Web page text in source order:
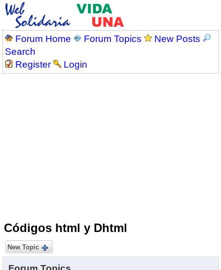
Forum Home Forum Topics
New Posts
Search
Register
Login
Códigos html y Dhtml
New Topic